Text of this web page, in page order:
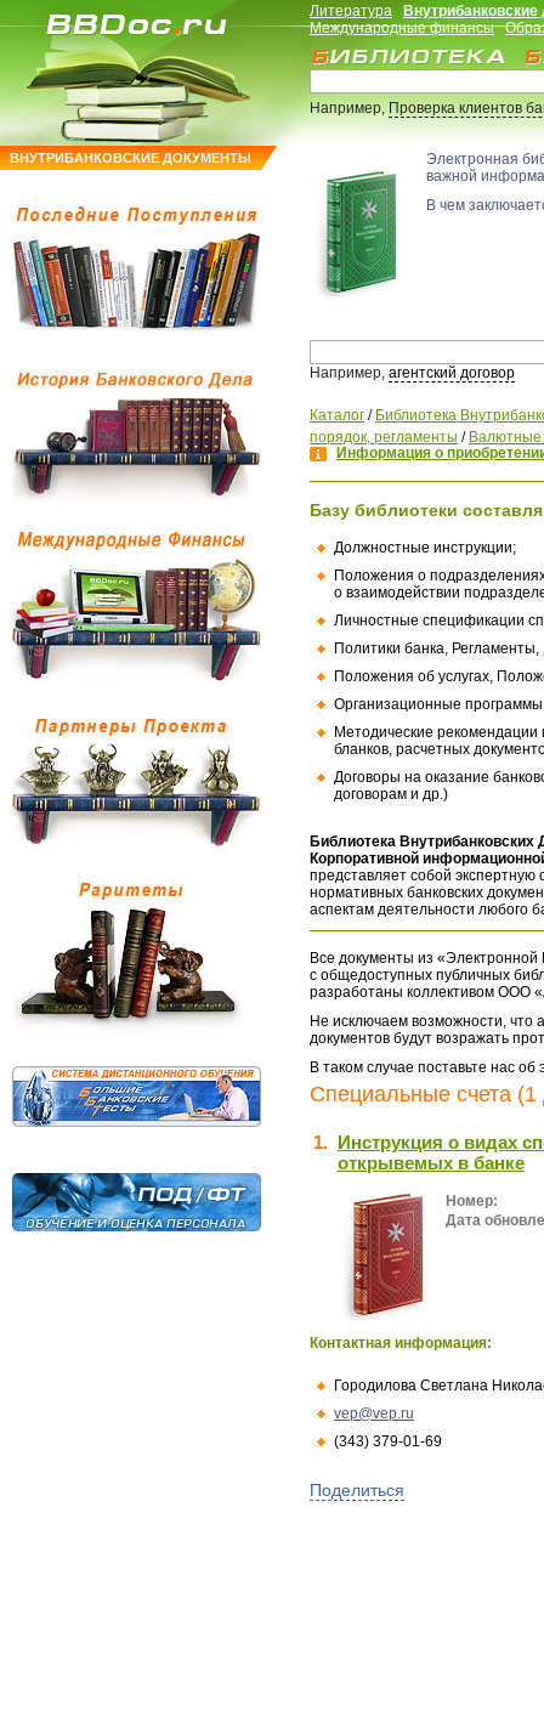
ВНУТРИБАНКОВСКИЕ ДОКУМЕНТЫ
Литература
Международные финансы
Например,Проверка клиентов
Электронная
важной
В чем
Например, агентский договор
Каталог / Библиотека
порядок, регламенты / Валютные
Информация о
Базу библиотеки
Должностные инструкции;
Положения о
о взаимодействии
Личностные спецификации
Политики банка,
Положения об услугах,
Организационные
Методические
бланков, расчетных
Договоры на оказание
договорам и др.)
Библиотека
Корпоративной
представляет собой экспертную
нормативных банковских
аспектам деятельности любого
Все документы из «Электронной
с общедоступных публичных
разработаны коллективом ООО
Не исключаем возможности, что
документов будут возражать
В таком случае поставьте нас
Специальные счета (1
1. Инструкция о видах
открывемых в банке
Номер:
Дата
Контактная информация:
Городилова Светлана
vep@vep.ru
(343) 379-01-69
Поделиться